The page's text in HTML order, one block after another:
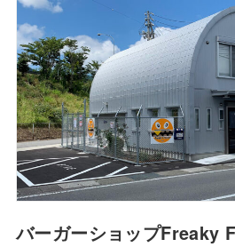
バーガーショップFreaky